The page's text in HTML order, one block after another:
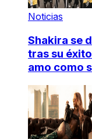
Noticias
Shakira se
tras su
amo como